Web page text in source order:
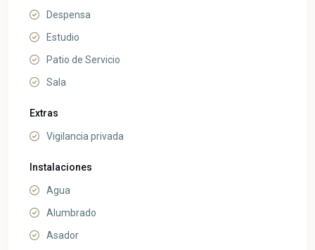
Despensa
Estudio
Patio de Servicio
Sala
Extras
Vigilancia privada
Instalaciones
Agua
Alumbrado
Asador